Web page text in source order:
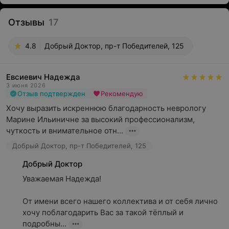
Отзывы 17
4.8 Добрый Доктор, пр-т Победителей, 125
Евсиевич Надежда
3 июня 2026
Отзыв подтвержден Рекомендую
Хочу выразить искреннюю благодарность неврологу
Марине Ильиничне за высокий профессионализм,
чуткость и внимательное отн...
Добрый Доктор, пр-т Победителей, 125
Добрый Доктор
Уважаемая Надежда!
От имени всего нашего коллектива и от себя лично
хочу поблагодарить Вас за такой тёплый и
подробны...